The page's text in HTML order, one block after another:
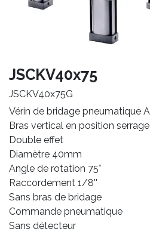
JSCKV40x75
JSCKV40x75G
Vérin de bridage pneumatique
Bras vertical en position serrage
Double effet
Diamètre 40mm
Angle de rotation 75°
Raccordement 1/8''
Sans bras de bridage
Commande pneumatique
Sans détecteur